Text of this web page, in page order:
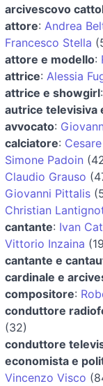
arcivescovo
attore: Andrea
Francesco Stella
attore e modello:
attrice: Alessia
attrice e showgirl:
autrice televisiva
avvocato:
calciatore:
Simone Padoin
Claudio Grauso
Giovanni Pittalis
Christian
cantante: Ivan
Vittorio Inzaina
cantante e
cardinale e
compositore:
conduttore
(32)
conduttore
economista e
Vincenzo Visco